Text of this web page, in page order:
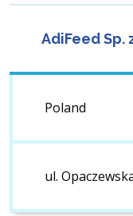
AdiFeed Sp.
Poland
ul.